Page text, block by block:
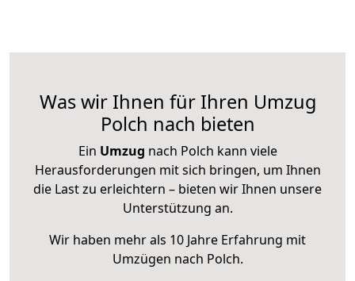
Was wir Ihnen für Ihren Umzug
Polch nach bieten
Ein Umzug nach Polch kann viele
Herausforderungen mit sich bringen, um Ihnen
die Last zu erleichtern – bieten wir Ihnen unsere
Unterstützung an.
Wir haben mehr als 10 Jahre Erfahrung mit
Umzügen nach Polch.